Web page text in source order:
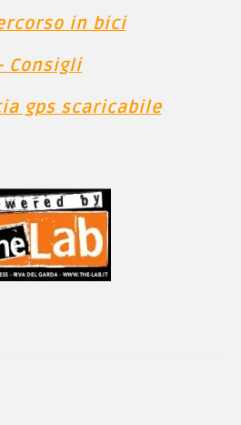
in bici
Consigli
gps scaricabile